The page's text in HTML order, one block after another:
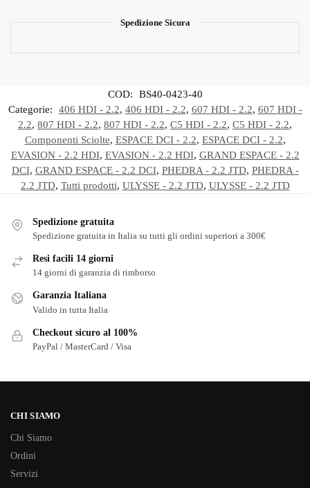
Spedizione Sicura
COD:
BS40-0423-40
Categorie:
406 HDI - 2.2, 406 HDI - 2.2, 607 HDI - 2.2, 607 HDI -
2.2, 807 HDI - 2.2, 807 HDI - 2.2, C5 HDI - 2.2, C5 HDI - 2.2,
Componenti Sciolte, ESPACE DCI - 2.2, ESPACE DCI - 2.2,
EVASION - 2.2 HDI, EVASION - 2.2 HDI, GRAND ESPACE - 2.2
DCI, GRAND ESPACE - 2.2 DCI, PHEDRA - 2.2 JTD, PHEDRA -
2.2 JTD, Tutti prodotti, ULYSSE - 2.2 JTD, ULYSSE - 2.2 JTD
Spedizione gratuita
Spedizione gratuita in Italia su tutti gli ordini superiori a 300€
Resi facili 14 giorni
14 giorni di garanzia di rimborso
Garanzia Italiana
Valido in tutta Italia
Checkout sicuro al 100%
PayPal / MasterCard / Visa
CHI SIAMO
Chi Siamo
Ordini
Servizi